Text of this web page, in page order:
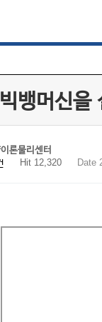
뱅머신
론물리센터
Hit 12,320 Date